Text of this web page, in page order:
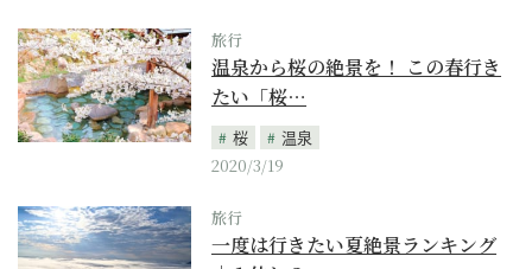
旅行
温泉から桜の絶景を！ この春行き
たい「桜…
桜
温泉
2020/3/19
旅行
一度は行きたい夏絶景ランキング